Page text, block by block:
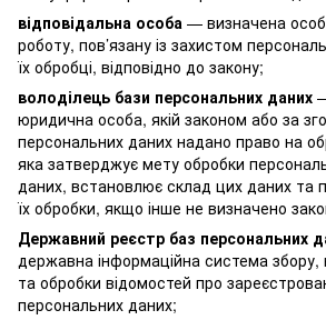
відповідальна особа — визначена
роботу, пов’язану із захистом
їх обробці, відповідно до закону;
володілець бази персональних даних
юридична особа, якій законом або за
персональних даних надано право на
яка затверджує мету обробки
даних, встановлює склад цих даних та
їх обробки, якщо інше не визначено
Державний реєстр баз персональних
державна інформаційна система збору,
та обробки відомостей про
персональних даних;